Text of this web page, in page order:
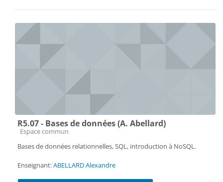
R5.07 - Bases de données (A. Abellard)
Catégorie de cours
Espace commun
Bases de données relationnelles, SQL, introduction à NoSQL.
Enseignant:ABELLARD Alexandre